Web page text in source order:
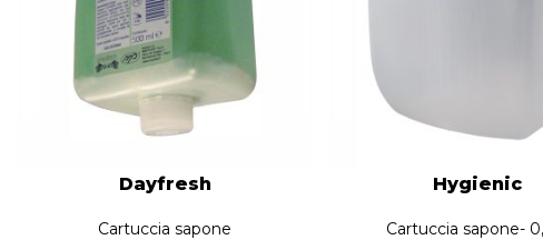
Dayfresh
Cartuccia sapone
Hygienic
Cartuccia sapone-